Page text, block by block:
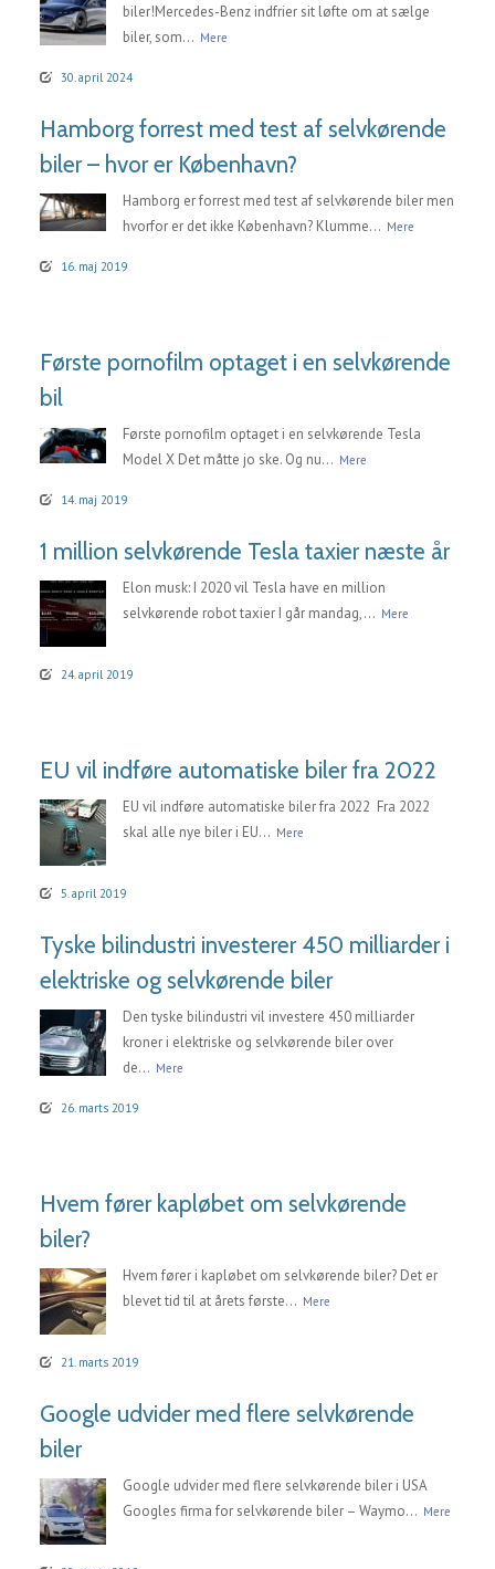
biler!Mercedes-Benz indfrier sit løfte om at sælge
biler, som... Mere
30. april 2024
Hamborg forrest med test af selvkørende
biler – hvor er København?
Hamborg er forrest med test af selvkørende biler men
hvorfor er det ikke København? Klumme... Mere
16. maj 2019
Første pornofilm optaget i en selvkørende
bil
Første pornofilm optaget i en selvkørende Tesla
Model X Det måtte jo ske. Og nu... Mere
14. maj 2019
1 million selvkørende Tesla taxier næste år
Elon musk: I 2020 vil Tesla have en million
selvkørende robot taxier I går mandag,... Mere
24. april 2019
EU vil indføre automatiske biler fra 2022
EU vil indføre automatiske biler fra 2022 Fra 2022
skal alle nye biler i EU... Mere
5. april 2019
Tyske bilindustri investerer 450 milliarder i
elektriske og selvkørende biler
Den tyske bilindustri vil investere 450 milliarder
kroner i elektriske og selvkørende biler over
de... Mere
26. marts 2019
Hvem fører kapløbet om selvkørende
biler?
Hvem fører i kapløbet om selvkørende biler? Det er
blevet tid til at årets første... Mere
21. marts 2019
Google udvider med flere selvkørende
biler
Google udvider med flere selvkørende biler i USA
Googles firma for selvkørende biler – Waymo... Mere